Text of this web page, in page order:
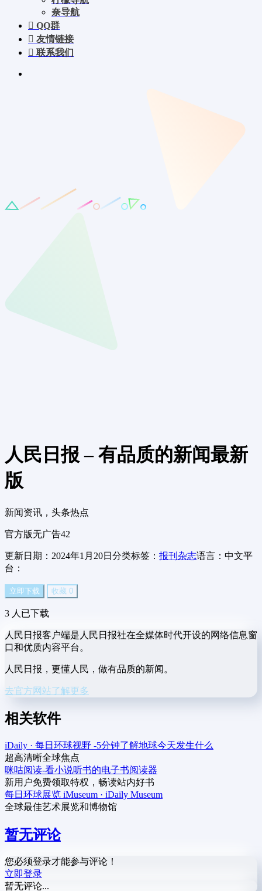
奈导航
QQ群
友情链接
联系我们
人民日报 – 有品质的新闻最新
版
新闻资讯，头条热点
官方版无广告42
更新日期：2024年1月20日 分类标签： 报刊杂志语言：中文平
台：
立即下载 收藏 0
3 人已下载
人民日报客户端是人民日报社在全媒体时代开设的网络信息窗
口和优质内容平台。
人民日报，更懂人民，做有品质的新闻。
去官方网站了解更多
相关软件
iDaily · 每日环球视野 -5分钟了解地球今天发生什么
超高清晰全球焦点
咪咕阅读-看小说听书的电子书阅读器
新用户免费领取特权，畅读站内好书
每日环球展览 iMuseum · iDaily Museum
全球最佳艺术展览和博物馆
暂无评论
您必须登录才能参与评论！
立即登录
暂无评论...